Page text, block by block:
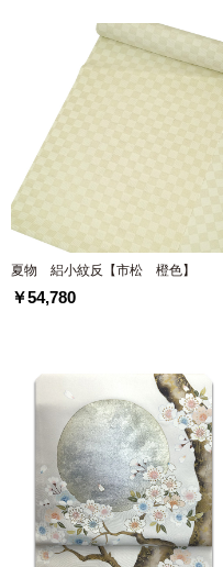
夏物 絽小紋反【市松 橙色】
￥54,780